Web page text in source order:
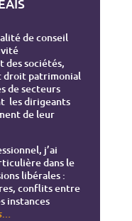
de conseil
des sociétés,
droit patrimonial
de secteurs
les dirigeants
de leur
j’ai
dans le
libérales :
conflits entre
instances
…